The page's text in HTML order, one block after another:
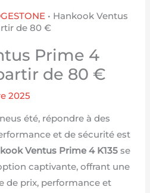
• Hankook Ventus
de 80 €
Prime 4
de 80 €
2025
été, répondre à des
et de sécurité est
Ventus Prime 4 K135 se
captivante, offrant une
de prix, performance et